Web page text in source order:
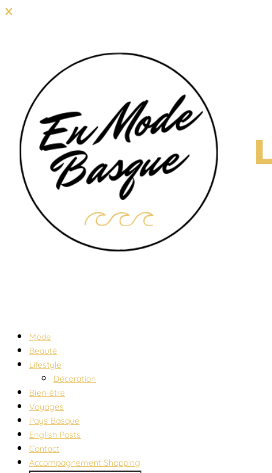
Mode
Beauté
Lifestyle
Décoration
Bien-être
Voyages
Pays Basque
English Posts
Contact
Accompagnement Shopping